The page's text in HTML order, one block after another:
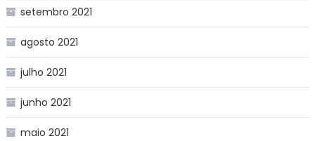
setembro 2021
agosto 2021
julho 2021
junho 2021
maio 2021